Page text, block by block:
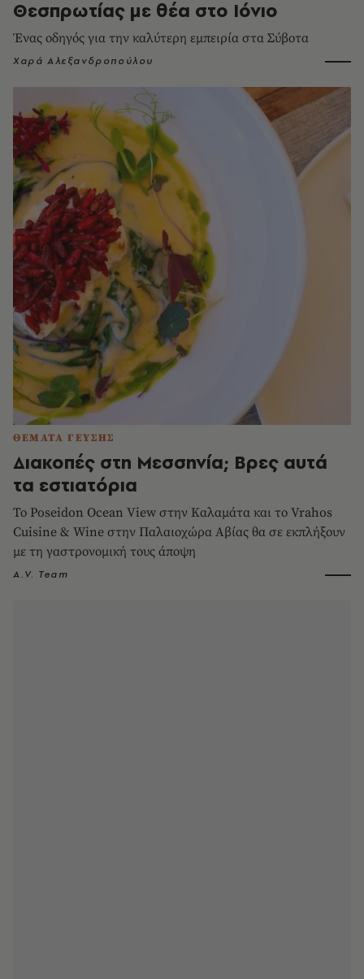
Θεσπρωτίας με θέα στο Ιόνιο
Ένας οδηγός για την καλύτερη εμπειρία στα Σύβοτα
Χαρά Αλεξανδροπούλου
ΘΕΜΑΤΑ ΓΕΥΣΗΣ
Διακοπές στη Μεσσηνία; Βρες αυτά
τα εστιατόρια
Το Poseidon Ocean View στην Καλαμάτα και το Vrahos
Cuisine & Wine στην Παλαιοχώρα Αβίας θα σε εκπλήξουν
με τη γαστρονομική τους άποψη
A.V. Team